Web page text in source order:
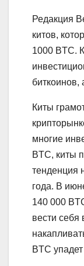
Редакция
китов,
1000 BTC.
биткоинов,
Киты
многие
BTC, киты
тенденция
года. В
140 000
вести
BTC